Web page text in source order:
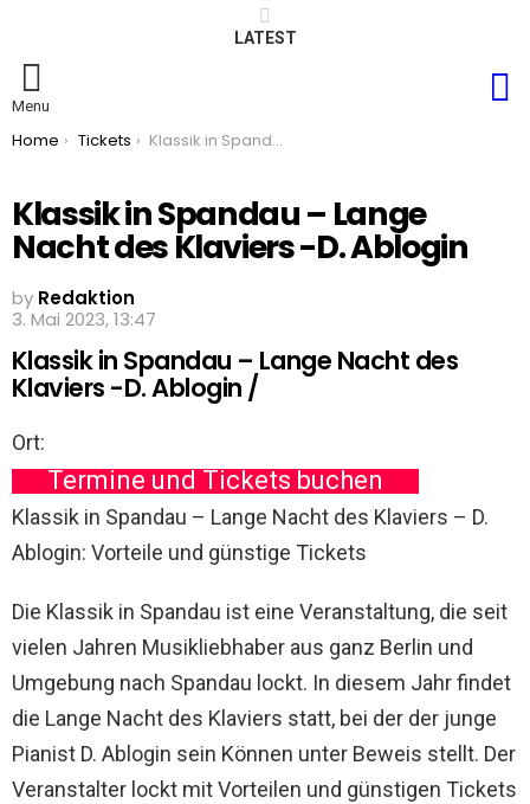
LATEST
Menu
You are here:
Home Tickets Klassik in Spandau – Lange Nacht des Klaviers -D. Ablogin
Klassik in Spandau – Lange
Nacht des Klaviers -D. Ablogin
by Redaktion
3. Mai 2023, 13:47
Klassik in Spandau – Lange Nacht des
Klaviers -D. Ablogin /
Ort:
Termine und Tickets buchen
Klassik in Spandau – Lange Nacht des Klaviers – D.
Ablogin: Vorteile und günstige Tickets
Die Klassik in Spandau ist eine Veranstaltung, die seit
vielen Jahren Musikliebhaber aus ganz Berlin und
Umgebung nach Spandau lockt. In diesem Jahr findet
die Lange Nacht des Klaviers statt, bei der der junge
Pianist D. Ablogin sein Können unter Beweis stellt. Der
Veranstalter lockt mit Vorteilen und günstigen Tickets